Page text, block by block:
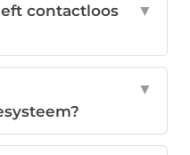
contactloos
▼
▼